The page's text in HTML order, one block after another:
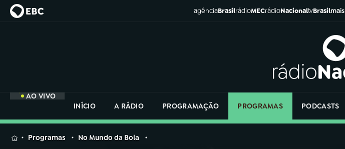
agênciaBrasilrádioMECrádioNacionaltvBrasilmais
AO VIVO
INÍCIO
A RÁDIO PROGRAMAÇÃO PROGRAMAS PODCASTS
MENUProgramas No Mundo da Bola